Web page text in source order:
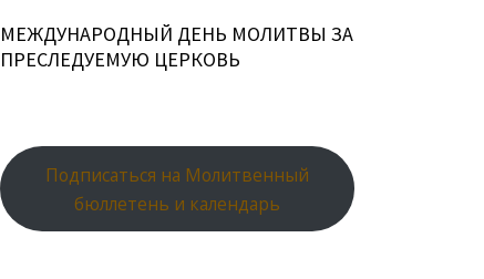
МЕЖДУНАРОДНЫЙ ДЕНЬ МОЛИТВЫ ЗА
ПРЕСЛЕДУЕМУЮ ЦЕРКОВЬ
Подписаться на Молитвенный
бюллетень и календарь